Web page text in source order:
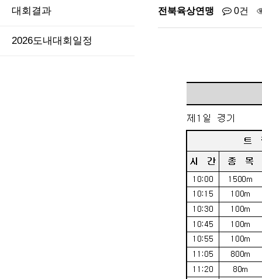
대회결과
2026도내대회일정
전북육상연맹 0건